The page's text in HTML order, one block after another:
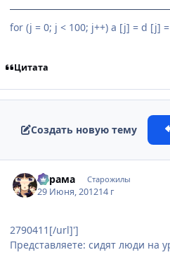
for (j = 0; j < 100; j++) a [j] = d [j]
Цитата
Создать новую тему
Курама Старожилы
29 Июня, 201214 г
2790411[/url]']
Представляете: сидят люди на